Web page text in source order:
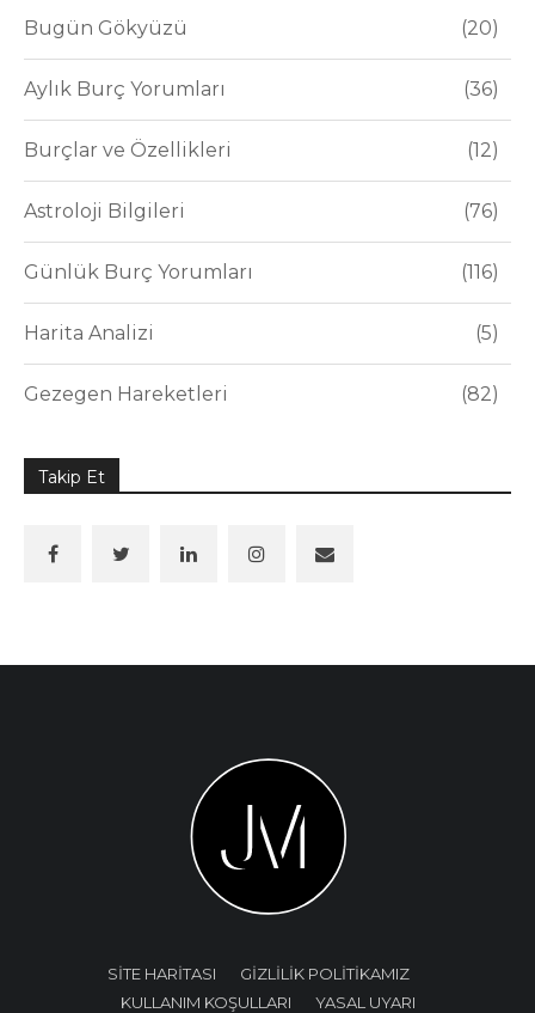
Bugün Gökyüzü 20
Aylık Burç Yorumları 36
Burçlar ve Özellikleri 12
Astroloji Bilgileri 76
Günlük Burç Yorumları 116
Harita Analizi 5
Gezegen Hareketleri 82
Takip Et
SİTE HARİTASI
GİZLİLİK POLİTİKAMIZ
KULLANIM KOŞULLARI
YASAL UYARI